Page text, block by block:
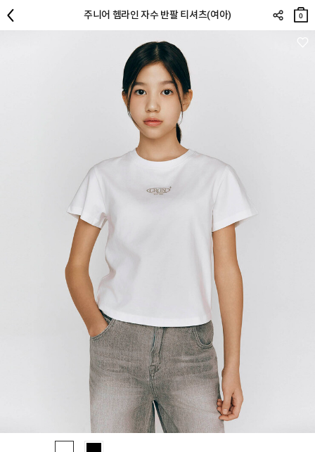
주니어 헴라인 자수 반팔 티셔츠(여아)
장바
구니
0